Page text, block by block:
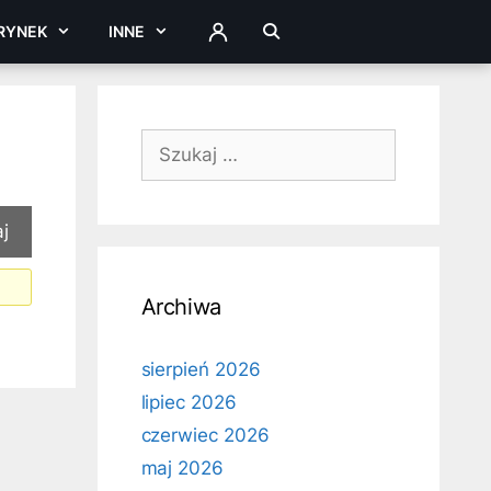
INNE ZALOGUJ
Szukaj:
Archiwa
sierpień 2026
lipiec 2026
czerwiec 2026
maj 2026